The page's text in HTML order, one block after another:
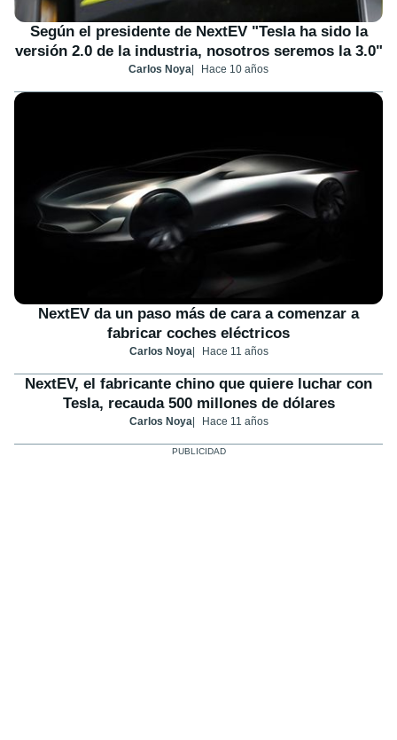
Según el presidente de NextEV "Tesla ha sido la
versión 2.0 de la industria, nosotros seremos la 3.0"
Carlos Noya Hace 10 años
NextEV da un paso más de cara a comenzar a
fabricar coches eléctricos
Carlos Noya Hace 11 años
NextEV, el fabricante chino que quiere luchar con
Tesla, recauda 500 millones de dólares
Carlos Noya Hace 11 años